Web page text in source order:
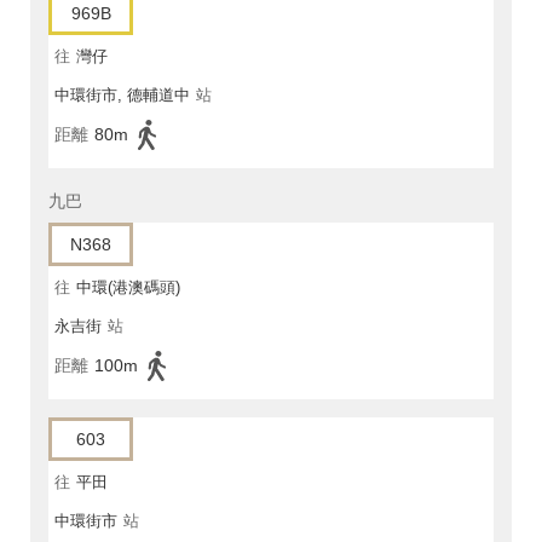
969B
往 灣仔
中環街市, 德輔道中 站
距離 80m
九巴
N368
往 中環(港澳碼頭)
永吉街 站
距離 100m
603
往 平田
中環街市 站